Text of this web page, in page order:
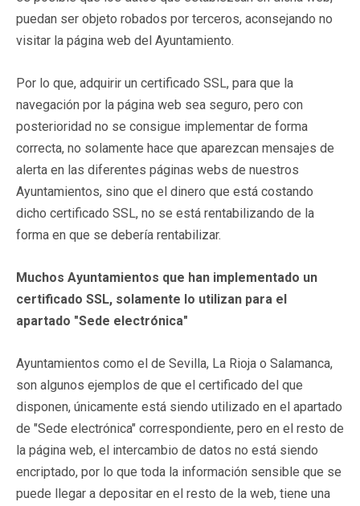
puedan ser objeto robados por terceros, aconsejando no
visitar la página web del Ayuntamiento.
Por lo que, adquirir un certificado SSL, para que la
navegación por la página web sea seguro, pero con
posterioridad no se consigue implementar de forma
correcta, no solamente hace que aparezcan mensajes de
alerta en las diferentes páginas webs de nuestros
Ayuntamientos, sino que el dinero que está costando
dicho certificado SSL, no se está rentabilizando de la
forma en que se debería rentabilizar.
Muchos Ayuntamientos que han implementado un
certificado SSL, solamente lo utilizan para el
apartado "Sede electrónica"
Ayuntamientos como el de Sevilla, La Rioja o Salamanca,
son algunos ejemplos de que el certificado del que
disponen, únicamente está siendo utilizado en el apartado
de "Sede electrónica" correspondiente, pero en el resto de
la página web, el intercambio de datos no está siendo
encriptado, por lo que toda la información sensible que se
puede llegar a depositar en el resto de la web, tiene una